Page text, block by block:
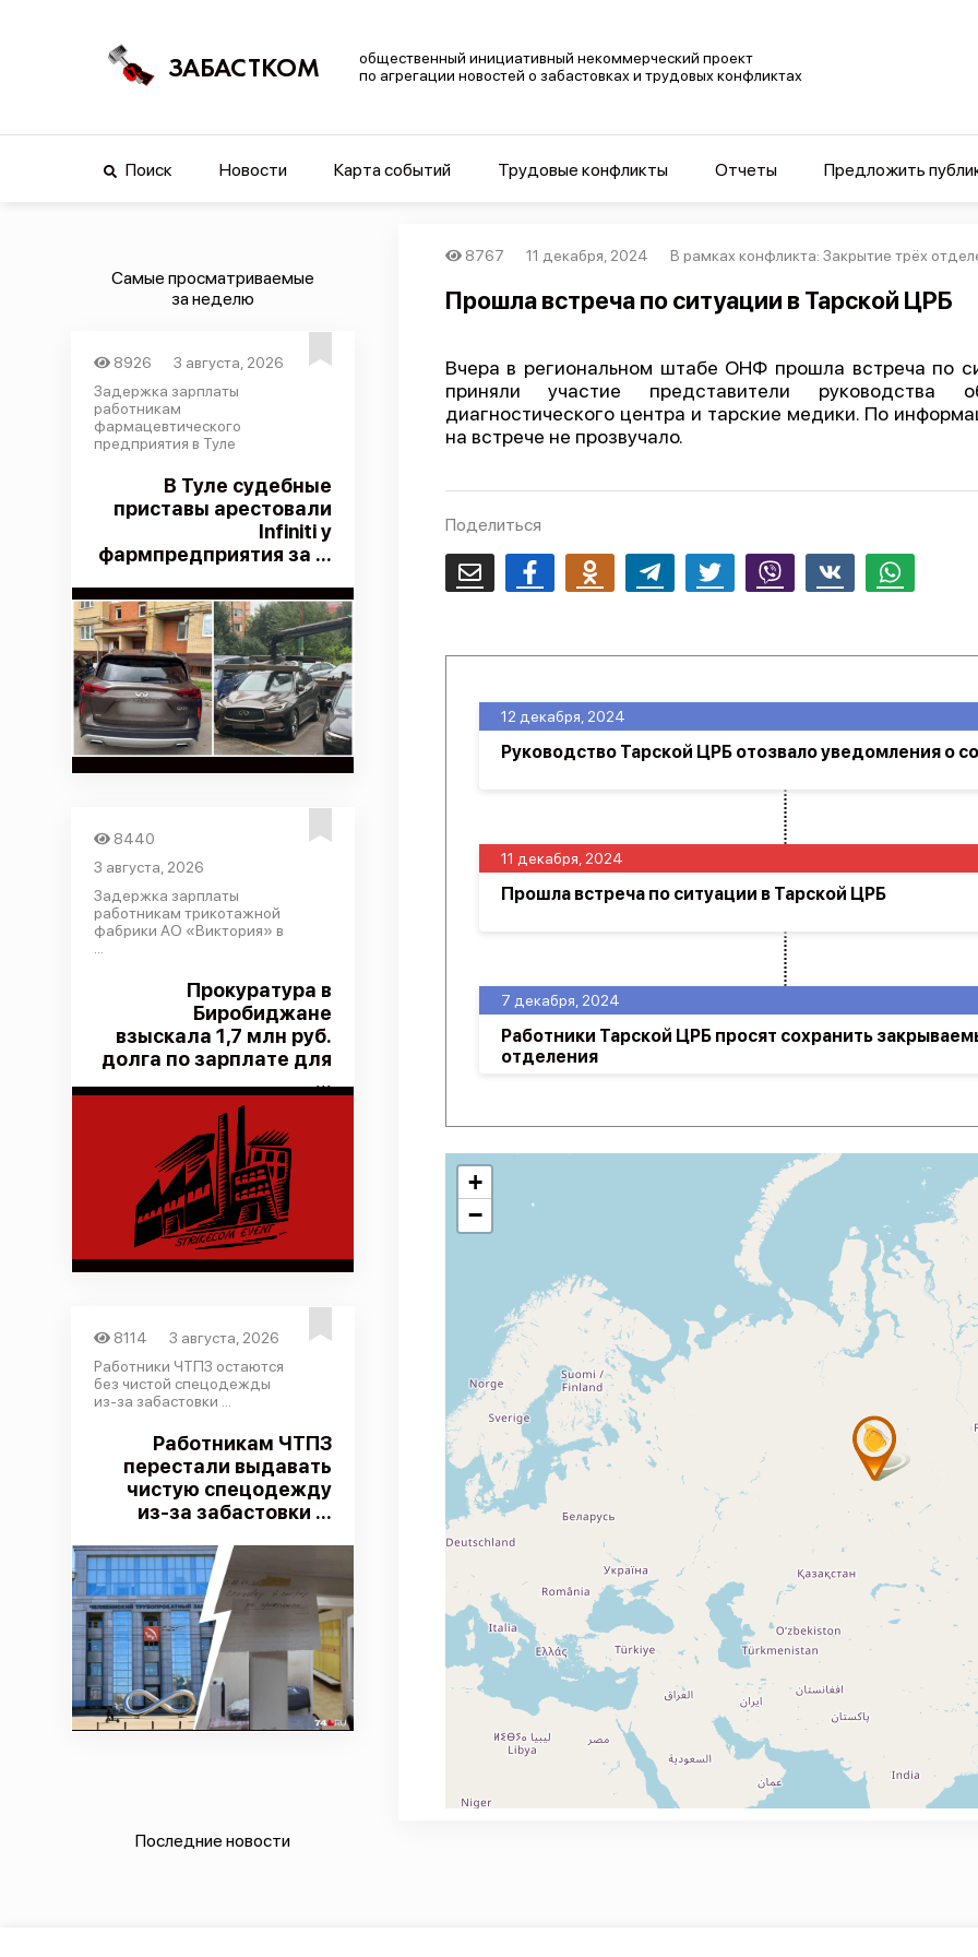
ЗАБАСТКОМ
общественный инициативный некоммерческий проект
по агрегации новостей о забастовках и трудовых конфликтах
Поиск Новости Карта событий Трудовые конфликты Отчеты Предложить
Самые просматриваемые
за неделю
8926
3 августа, 2026
Задержка зарплаты
работникам
фармацевтического
предприятия в Туле
В Туле судебные
приставы арестовали
Infiniti у
фармпредприятия за ...
8440
3 августа, 2026
Задержка зарплаты
работникам трикотажной
фабрики АО «Виктория» в
Прокуратура в
Биробиджане
взыскала 1,7 млн руб.
долга по зарплате для
...
8114
3 августа, 2026
Работники ЧТПЗ остаются
без чистой спецодежды
из-за забастовки ...
Работникам ЧТПЗ
перестали выдавать
чистую спецодежду
из-за забастовки ...
Последние новости
8767 11 декабря, 2024 В рамках конфликта: Закрытие трёх
Прошла встреча по ситуации в Тарской ЦРБ
Вчера в региональном штабе ОНФ прошла встреча по
приняли участие представители руководства
диагностического центра и тарские медики. По
на встрече не прозвучало.
Поделиться
Email FacebookOdnoklassnikiTelegram Twitter Viber Whatsapp
7 декабря, 2024
Работники Тарской ЦРБ просят сохранить
отделения
11 декабря, 2024
Прошла встреча по ситуации в Тарской ЦРБ
12 декабря, 2024
Руководство Тарской ЦРБ отозвало уведомления о
+
−